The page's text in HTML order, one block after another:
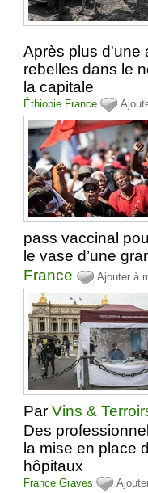
Après plus d'une
rebelles dans le
la capitale
Éthiopie France
pass vaccinal
le vase d’une
France
Ajouter à
ParVins &
Des
la mise en place
hôpitaux
France Graves